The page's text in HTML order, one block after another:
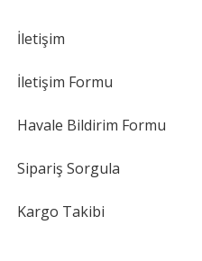
İletişim
İletişim Formu
Havale Bildirim Formu
Sipariş Sorgula
Kargo Takibi